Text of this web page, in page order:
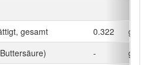
gesamt
0.322
g
-
g